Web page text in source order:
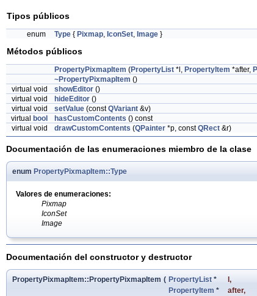
Tipos públicos
enum Type { Pixmap, IconSet, Image }
Métodos públicos
PropertyPixmapItem (PropertyList *l, PropertyItem *after,
~PropertyPixmapItem ()
virtual void
showEditor ()
virtual void
hideEditor ()
virtual void
setValue (constQVariant &v)
virtual bool hasCustomContents () const
virtual void
drawCustomContents (QPainter *p, constQRect &r)
Documentación de las enumeraciones miembro de la clase
enum PropertyPixmapItem::Type
Valores de enumeraciones:
Pixmap
IconSet
Image
Documentación del constructor y destructor
PropertyPixmapItem::PropertyPixmapItem ( PropertyList * l,
PropertyItem * after,